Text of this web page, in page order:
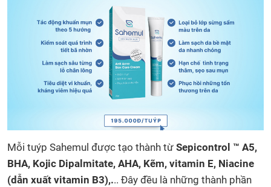
Mỗi tuýp Sahemul được tạo thành từ Sepicontrol ™ A5,
BHA, Kojic Dipalmitate, AHA, Kẽm, vitamin E, Niacine
(dẫn xuất vitamin B3),... Đây đều là những thành phần